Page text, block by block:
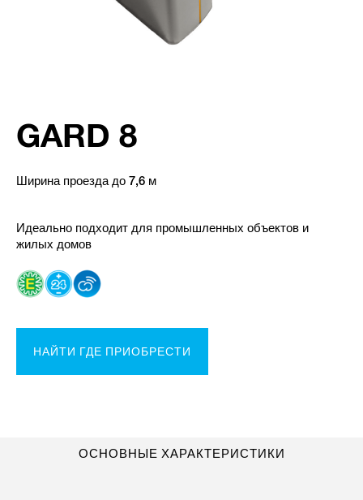
GARD 8
Ширина проезда до 7,6 м
Идеально подходит для промышленных объектов и
жилых домов
НАЙТИ ГДЕ ПРИОБРЕСТИ
ОСНОВНЫЕ ХАРАКТЕРИСТИКИ